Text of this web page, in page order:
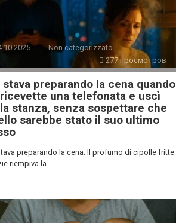
Non categorizzato
277 просмотров
stava preparando la cena quando
una telefonata e uscì
stanza, senza sospettare che
sarebbe stato il suo ultimo
preparando la cena. Il profumo di cipolle fritte
riempiva la